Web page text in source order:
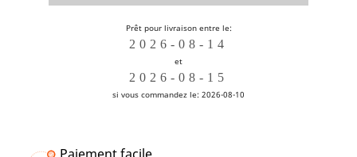
Prêt pour livraison entre le:
et
si vous commandez le: 2026-08-10